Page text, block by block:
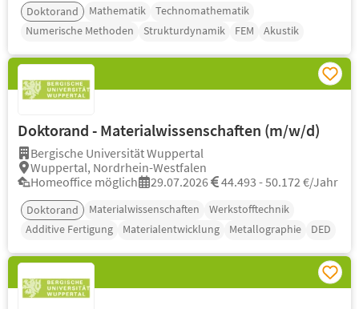
Doktorand Mathematik
Technomathematik
Numerische Methoden
Strukturdynamik FEM Akustik
Doktorand - Materialwissenschaften (m/w/d)
Bergische Universität Wuppertal
Wuppertal, Nordrhein-Westfalen
Homeoffice möglich
29.07.2026 44.493 - 50.172 €/Jahr
Doktorand Materialwissenschaften
Werkstofftechnik
Additive Fertigung
Materialentwicklung Metallographie DED